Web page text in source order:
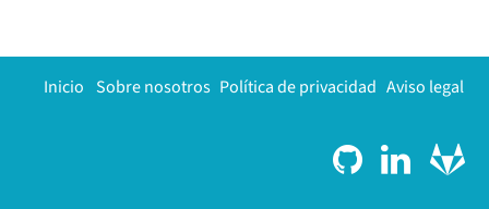
Inicio Sobre nosotros Política de privacidad Aviso legal